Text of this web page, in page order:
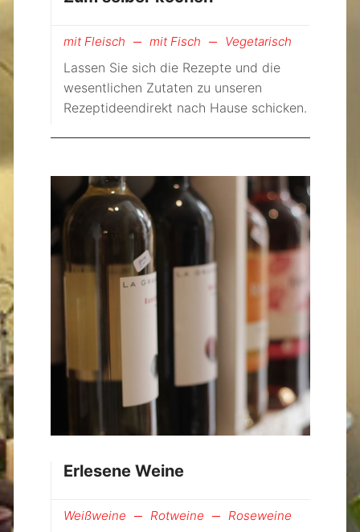
mit Fleisch mit Fisch Vegetarisch
Lassen Sie sich die Rezepte und die
wesentlichen Zutaten zu unseren
Rezeptideendirekt nach Hause schicken.
Erlesene Weine
Weißweine Rotweine Roseweine